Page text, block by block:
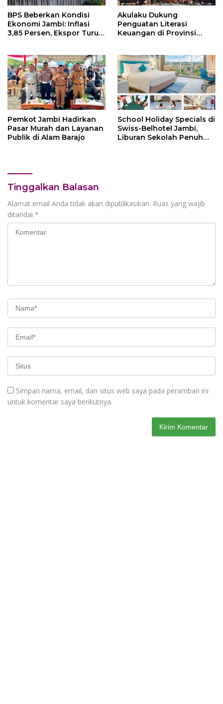
BPS Beberkan Kondisi
Ekonomi Jambi: Inflasi
3,85 Persen, Ekspor Turun
Akulaku Dukung
Penguatan Literasi
Keuangan di Provinsi
Pemkot Jambi Hadirkan
Pasar Murah dan Layanan
Publik di Alam Barajo
School Holiday Specials di
Swiss-Belhotel Jambi,
Liburan Sekolah Penuh
Tinggalkan Balasan
Alamat email Anda tidak akan dipublikasikan. Ruas yang wajib
ditandai *
Simpan nama, email, dan situs web saya pada peramban ini
untuk komentar saya berikutnya.